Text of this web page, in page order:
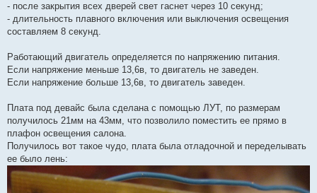
- после закрытия всех дверей свет гаснет через 10 секунд;
- длительность плавного включения или выключения освещения
составляем 8 секунд.
Работающий двигатель определяется по напряжению питания.
Если напряжение меньше 13,6в, то двигатель не заведен.
Если напряжение больше 13,6в, то двигатель заведен.
Плата под девайс была сделана с помощью ЛУТ, по размерам
получилось 21мм на 43мм, что позволило поместить ее прямо в
плафон освещения салона.
Получилось вот такое чудо, плата была отладочной и переделывать
ее было лень: